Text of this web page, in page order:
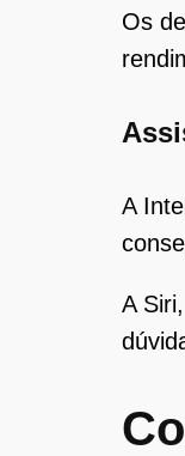
Os
A
A